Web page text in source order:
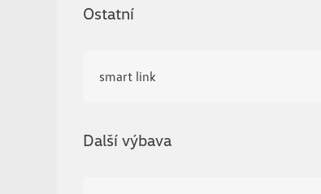
Ostatní
smart link
Další výbava